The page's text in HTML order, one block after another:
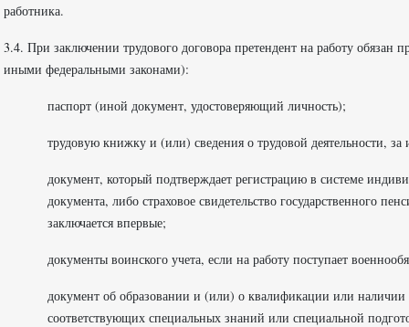
работника.
3.4. При заключении трудового договора претендент на работу
иными федеральными законами):
паспорт (иной документ, удостоверяющий личность);
трудовую книжку и (или) сведения о трудовой деятельности,
документ, который подтверждает регистрацию в системе
документа, либо страховое свидетельство государственного
заключается впервые;
документы воинского учета, если на работу поступает
документ об образовании и (или) о квалификации или наличии
соответствующих специальных знаний или специальной